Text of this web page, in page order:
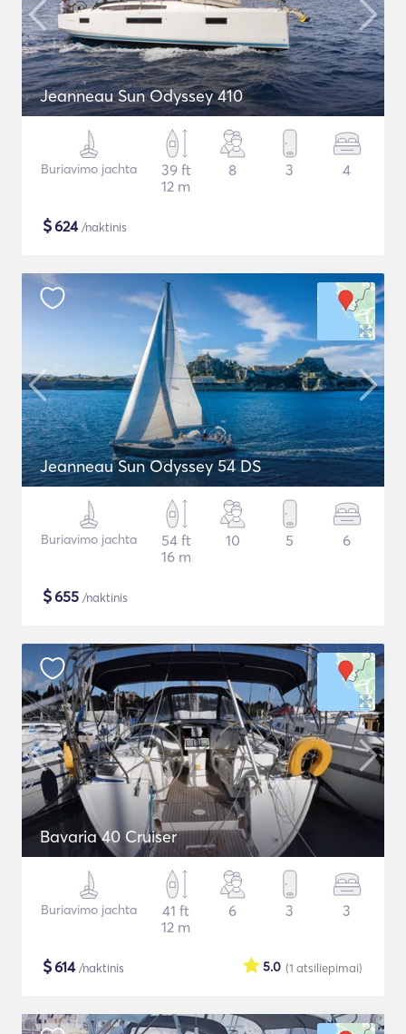
Jeanneau Sun Odyssey 410
Buriavimo jachta
39 ft
12 m
8 3 4
$624/naktinis
Jeanneau Sun Odyssey 54 DS
Buriavimo jachta
54 ft
16 m
10 5 6
$655 /naktinis
Bavaria 40 Cruiser
Buriavimo jachta
41 ft
12 m
6 3 3
$614/naktinis (1 atsiliepimai)
5.0